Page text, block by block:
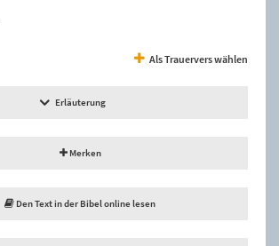
Als Trauervers wählen
Erläuterung
Merken
Den Text in der Bibel online lesen